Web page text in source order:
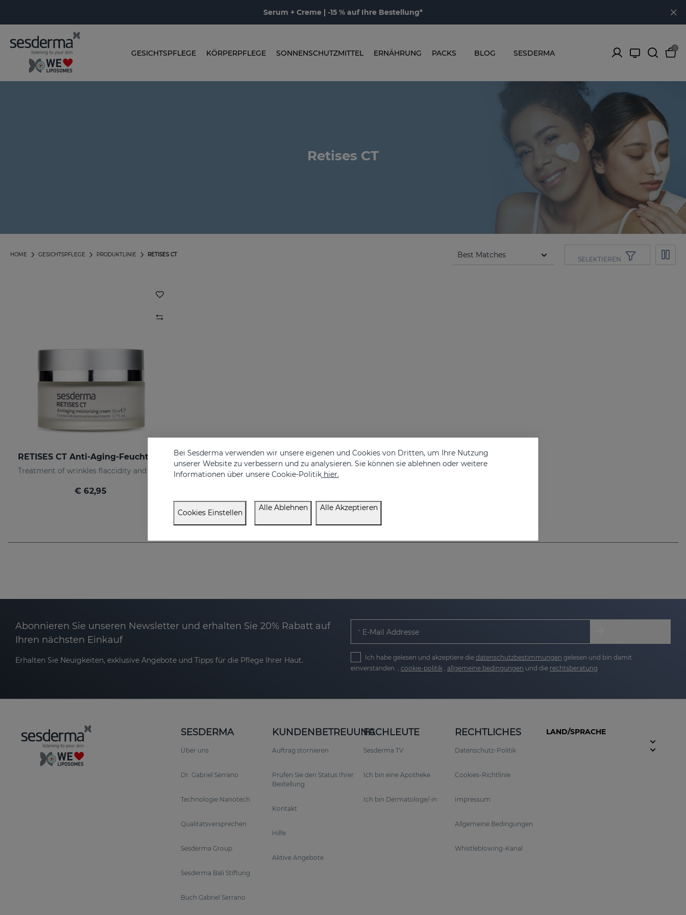
Serum + Creme | -15 % auf Ihre Bestellung*
GESICHTSPFLEGE KÖRPERPFLEGE SONNENSCHUTZMITTEL ERNÄHRUNG PACKS BLOG SESDERMA
0
Retises CT
RETISES CT
PRODUKTLINIE
GESICHTSPFLEGE
HOME
SELEKTIEREN
€ 62,95
Abonnieren Sie unseren Newsletter und erhalten Sie 20% Rabatt auf
Ihren nächsten Einkauf
Erhalten Sie Neuigkeiten, exklusive Angebote und Tipps für die Pflege Ihrer Haut.
E-Mail Addresse
Ich habe gelesen und akzeptiere die datenschutzbestimmungen gelesen und bin damit
einverstanden. , cookie-politik allgemeine bedingungen und die rechtsberatung
SESDERMA
Über uns
Dr. Gabriel Serrano
Technologie Nanotech
Qualitätsversprechen
Sesderma Group
Sesderma Bali Stiftung
Buch Gabriel Serrano
KUNDENBETREUUNG
Auftrag stornieren
Prüfen Sie den Status Ihrer
Bestellung
Kontakt
Hilfe
Aktive Angebote
FACHLEUTE
Sesderma TV
Ich bin eine Apotheke
Ich bin Dermatologe/-in
RECHTLICHES
Datenschutz-Politik
Cookies-Richtlinie
Impressum
Allgemeine Bedingungen
Whistleblowing-Kanal
LAND/SPRACHE
Bei Sesderma verwenden wir unsere eigenen und Cookies von Dritten, um Ihre Nutzung
unserer Website zu verbessern und zu analysieren. Sie können sie ablehnen oder weitere
Informationen über unsere Cookie-Politikhier.
Cookies Einstellen
Alle Ablehnen Alle Akzeptieren